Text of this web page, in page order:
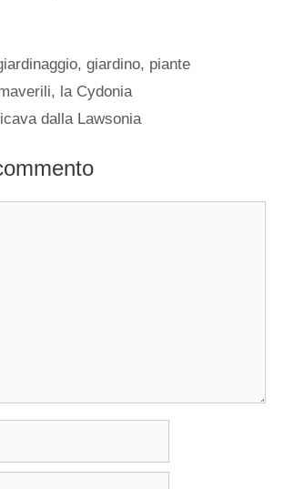
,giardino, piante
la Cydonia
dalla Lawsonia